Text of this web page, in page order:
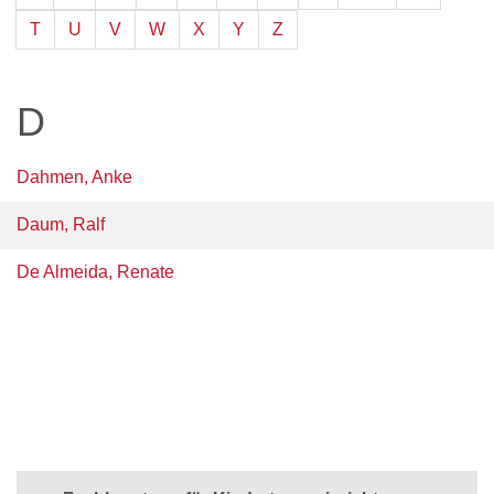
T U V W X Y Z
D
Dahmen, Anke
Daum, Ralf
De Almeida, Renate